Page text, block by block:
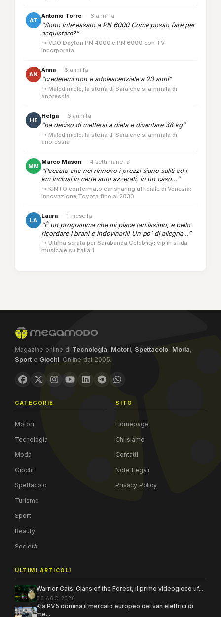
AT
Antonio Torre · 6 anni fa
“Sono interessato a PN 6000 Come posso fare per
acquistare?”
↳ VDO Dayton PN 4000 e PN 6000 con TV
incorporata
AN
Anna · 6 anni fa
“credetemi non è adolescenziale a 23 anni”
↳ Maledimiele, la storia di Sara che si ammala di
anoressia
HE
Helga · 6 anni fa
“ha deciso di mettersi a dieta e diventare 38 kg”
↳ Maledimiele, la storia di Sara che si ammala di
anoressia
MM
Marco Mason · 4 settimane fa
“Peccato che nel rinnovo i prezzi siano saliti ed i
km inclusi in certe auto azzerati, in un caso...”
↳ KINTO confermato car sharing ufficiale di Venezia:
innovazione Toyota fino al 2030
LA
Laura · 1 mese fa
“È un programma che mi piace tantissimo, e bello
ricordare i brani e indovinarli! Un po' di allegria...”
↳ Ultima serata per Sarabanda Celebrity: vip in sfida
musicale su Italia 1
Magazine online di Tecnologia, Motori, Spettacolo, Moda,
Sport e Giochi. Online dal 2005.
CATEGORIE
Motori
Tecnologia
Moda
Giochi
Spettacolo
Turismo
Sport
Beauty
Società
SITO
Homepage
Chi siamo
Contatti
Note Legali
Privacy Policy
ULTIMI ARTICOLI
Warrior Cats: Clans of the Forest, il primo videogioco uf...
06 AGO 2026
Kia PV5 domina il mercato europeo dei van elettrici di
me...